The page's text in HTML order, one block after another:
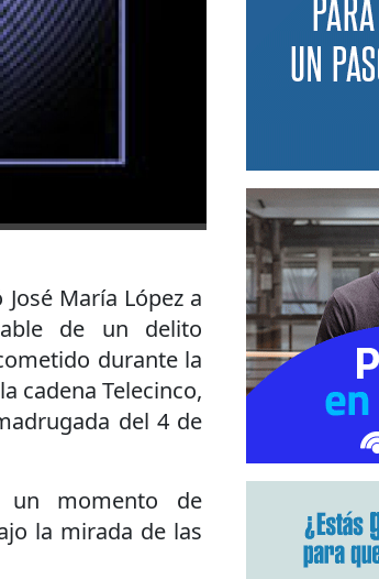
María López a
de un delito
durante la
cadena Telecinco,
del 4 de
un momento de
la mirada de las